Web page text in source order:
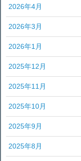
2026年4月
2026年3月
2026年1月
2025年12月
2025年11月
2025年10月
2025年9月
2025年8月